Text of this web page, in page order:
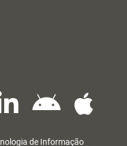
de Informação